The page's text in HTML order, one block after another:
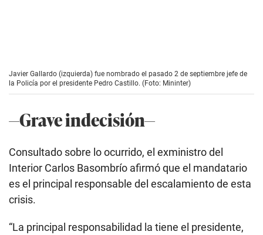
Javier Gallardo (izquierda) fue nombrado el pasado 2 de septiembre jefe de
la Policía por el presidente Pedro Castillo. (Foto: Mininter)
—Grave indecisión—
Consultado sobre lo ocurrido, el exministro del
Interior Carlos Basombrío afirmó que el mandatario
es el principal responsable del escalamiento de esta
crisis.
“La principal responsabilidad la tiene el presidente,